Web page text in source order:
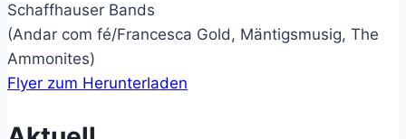
Schaffhauser Bands
(Andar com fé/Francesca Gold, Mäntigsmusig, The
Ammonites)
Flyer zum Herunterladen